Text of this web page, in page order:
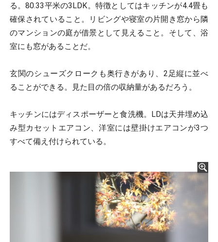
る。80.33平米の3LDK。特徴としてはキッチンが4.4畳も
確保されていること。リビングや寝室の片開き窓から隣
のマンションの庭が借景として見えること。そして、浴
室にも窓があることだ。
玄関のシューズクロークも奥行きがあり、2足縦に並べ
ることができる。見た目の倍の収納量があるだろう。
キッチンにはディスポーザーと食洗機。LDは天井埋め込
み型カセットエアコン、洋室には壁掛けエアコンが3つ
すべて備え付けられている。